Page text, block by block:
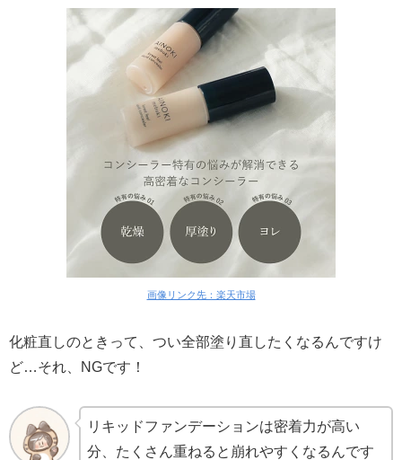
画像リンク先：楽天市場
化粧直しのときって、つい全部塗り直したくなるんですけ
ど…それ、NGです！
リキッドファンデーションは密着力が高い
分、たくさん重ねると崩れやすくなるんです